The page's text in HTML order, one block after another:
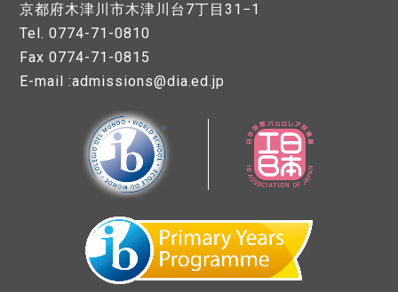
京都府木津川市木津川台7丁目31−1
Tel. 0774-71-0810
Fax 0774-71-0815
E-mail :admissions@dia.ed.jp